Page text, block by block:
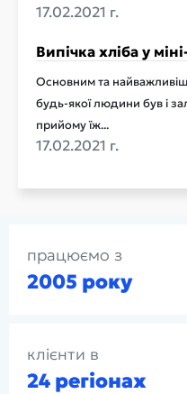
17.02.2021 г.
Випічка хліба у
Основним та
будь-якої людини був і
прийому їж...
17.02.2021 г.
працюємо з
2005 року
клієнти в
24 регіонах